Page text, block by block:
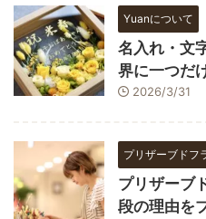
Yuanについて
名入れ・文
界に一つだ
2026/3/31
プリザーブドフ
プリザーブ
段の理由を